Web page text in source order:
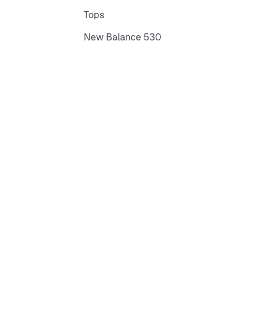
Tops
New Balance 530